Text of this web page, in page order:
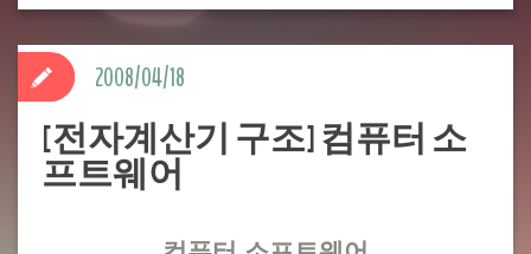
[전자계산기 구조] 컴퓨터 소
프트웨어
2008/04/18